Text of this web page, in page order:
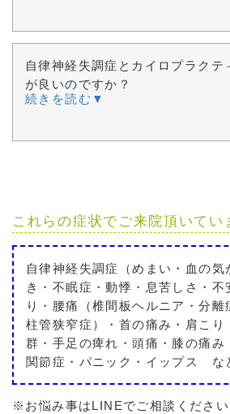
自律神経失調症とカイロプラクテ
が良いのですか？
続きを読む▼
これらの症状でご来院頂いてい
自律神経失調症（めまい・血の気
き・不眠症・動悸・息苦しさ・不
り・腰痛（椎間板ヘルニア・分離
柱管狭窄症）・首の痛み・肩こり
群・手足の痺れ・頭痛・膝の痛み
関節症・パニック・イップス な
※お悩み事はLINEでご相談くださ